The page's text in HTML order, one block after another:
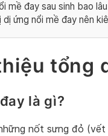
mề đay sau sinh bao
dị ứng nổi mề đay nên
tổng
là gì?
nốt sưng đỏ